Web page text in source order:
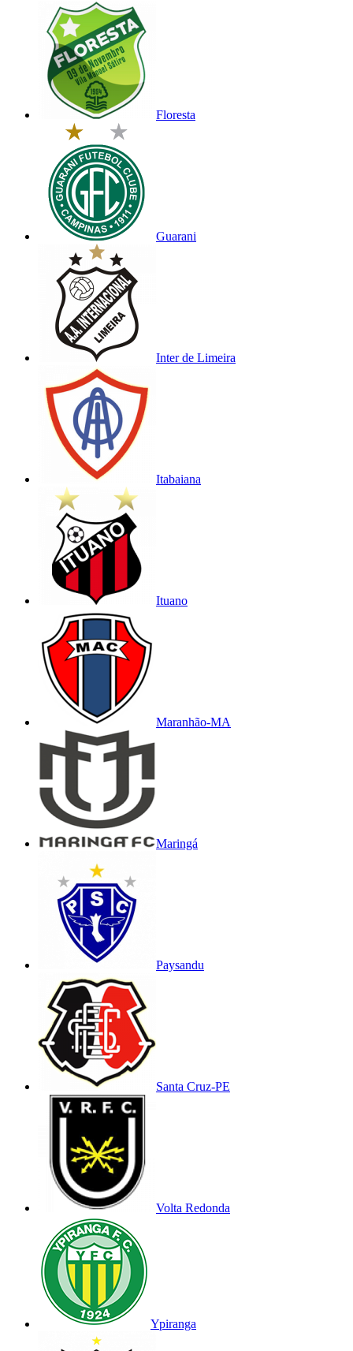
Floresta
Guarani
Inter de Limeira
Itabaiana
Ituano
Maranhão-MA
Maringá
Paysandu
Santa Cruz-PE
Volta Redonda
Ypiranga